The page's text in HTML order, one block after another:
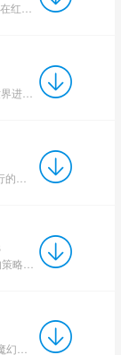
方舟：生存飞升对ARK的艺术设计与游戏世界进行了全面革新，并采用前沿的虚幻引擎5技术。该技术集成了全...